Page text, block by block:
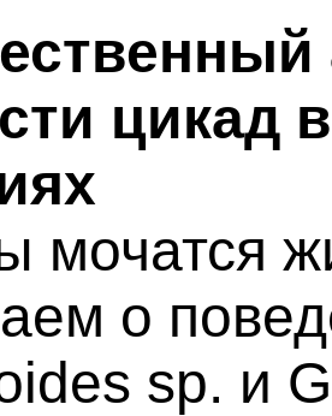
цикад
мочатся
о
sp. и